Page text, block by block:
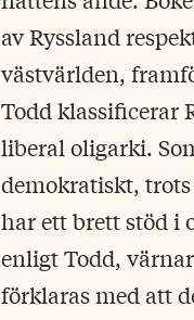
av Ryssland
västvärlden,
Todd klassificerar
liberal oligarki.
demokratiskt,
har ett brett stöd i
enligt Todd,
förklaras med att